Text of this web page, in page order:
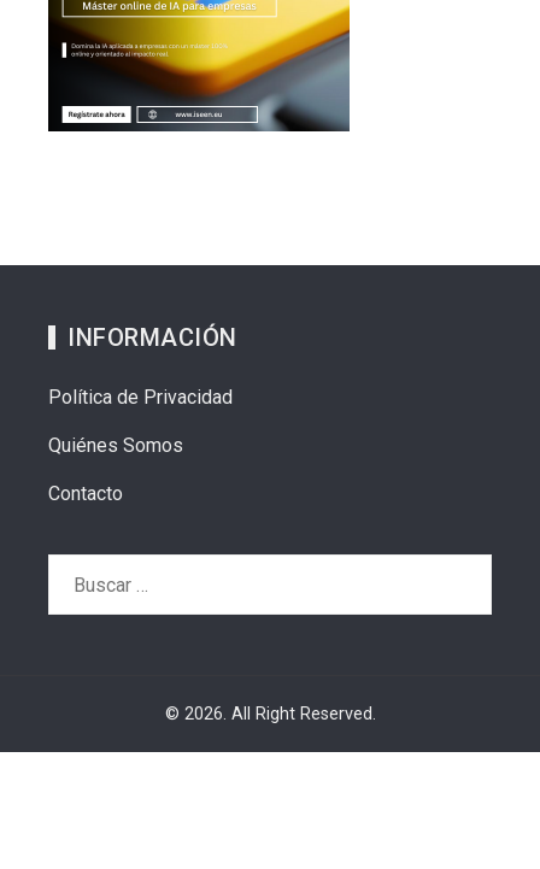
INFORMACIÓN
Política de Privacidad
Quiénes Somos
Contacto
© 2026. All Right Reserved.